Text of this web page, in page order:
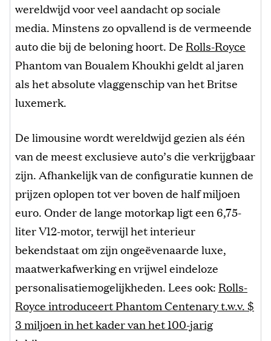
wereldwijd voor veel aandacht op sociale
media. Minstens zo opvallend is de vermeende
auto die bij de beloning hoort. De Rolls-Royce
Phantom van Boualem Khoukhi geldt al jaren
als het absolute vlaggenschip van het Britse
luxemerk.
De limousine wordt wereldwijd gezien als één
van de meest exclusieve auto’s die verkrijgbaar
zijn. Afhankelijk van de configuratie kunnen de
prijzen oplopen tot ver boven de half miljoen
euro. Onder de lange motorkap ligt een 6,75-
liter V12-motor, terwijl het interieur
bekendstaat om zijn ongeëvenaarde luxe,
maatwerkafwerking en vrijwel eindeloze
personalisatiemogelijkheden. Lees ook: Rolls-
Royce introduceert Phantom Centenary t.w.v. $
3 miljoen in het kader van het 100-jarig